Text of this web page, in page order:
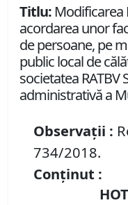
Titlu: Modificarea
acordarea unor
de persoane, pe
public local de
societatea RATBV
administrativă a
Observații :
734/2018.
Conținut :